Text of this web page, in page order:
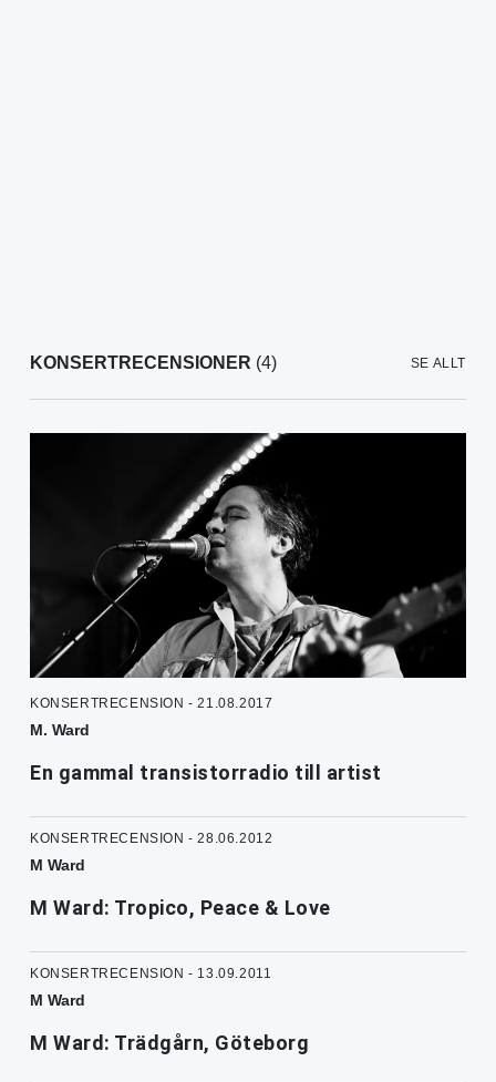
KONSERTRECENSIONER (4) SE ALLT
KONSERTRECENSION - 21.08.2017
M. Ward
En gammal transistorradio till artist
KONSERTRECENSION - 28.06.2012
M Ward
M Ward: Tropico, Peace & Love
KONSERTRECENSION - 13.09.2011
M Ward
M Ward: Trädgårn, Göteborg